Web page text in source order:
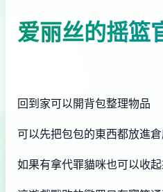
爱丽丝的摇篮
回到家可以開背包整理物品
可以先把包包的東西都放進
如果有拿代罪貓咪也可以收